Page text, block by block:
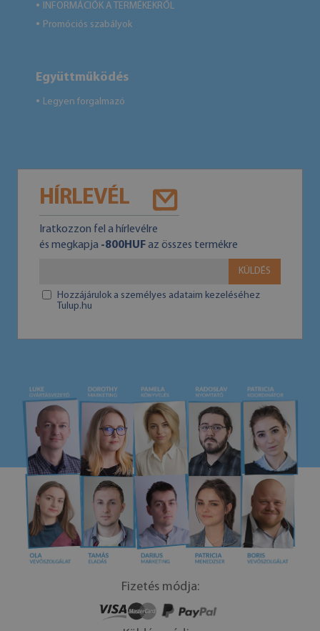
● INFORMÁCIÓK A TERMÉKEKRŐL
● Promóciós szabályok
Együttműködés
● Legyen forgalmazó
HÍRLEVÉL
Iratkozzon fel a hírlevélre
és megkapja -800HUFaz összes termékre
KÜLDÉS
Hozzájárulok a személyes adataim kezeléséhez
Tulup.hu
Fizetés módja: